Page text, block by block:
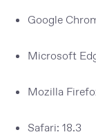
Google
Microsoft
Mozilla
Safari: 18.3